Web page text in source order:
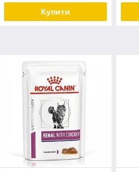
Купити